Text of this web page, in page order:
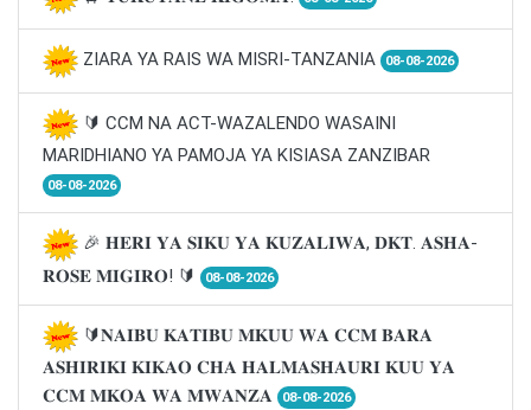
ZIARA YA RAIS WA MISRI-TANZANIA 08-08-2026
🔰 CCM NA ACT-WAZALENDO WASAINI
MARIDHIANO YA PAMOJA YA KISIASA ZANZIBAR
08-08-2026
🎉 𝐇𝐄𝐑𝐈 𝐘𝐀 𝐒𝐈𝐊𝐔 𝐘𝐀 𝐊𝐔𝐙𝐀𝐋𝐈𝐖𝐀, 𝐃𝐊𝐓. 𝐀𝐒𝐇𝐀-
𝐑𝐎𝐒𝐄 𝐌𝐈𝐆𝐈𝐑𝐎! 🔰
08-08-2026
🔰𝐍𝐀𝐈𝐁𝐔 𝐊𝐀𝐓𝐈𝐁𝐔 𝐌𝐊𝐔𝐔 𝐖𝐀 𝐂𝐂𝐌 𝐁𝐀𝐑𝐀
𝐀𝐒𝐇𝐈𝐑𝐈𝐊𝐈 𝐊𝐈𝐊𝐀𝐎 𝐂𝐇𝐀 𝐇𝐀𝐋𝐌𝐀𝐒𝐇𝐀𝐔𝐑𝐈 𝐊𝐔𝐔 𝐘𝐀
𝐂𝐂𝐌 𝐌𝐊𝐎𝐀 𝐖𝐀 𝐌𝐖𝐀𝐍𝐙𝐀
08-08-2026